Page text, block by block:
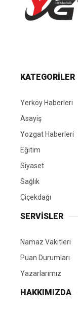
KATEGORİLER
Yerköy Haberleri
Asayiş
Yozgat Haberleri
Eğitim
Siyaset
Sağlık
Çiçekdağı
SERVİSLER
Namaz Vakitleri
Puan Durumları
Yazarlarımız
HAKKIMIZDA